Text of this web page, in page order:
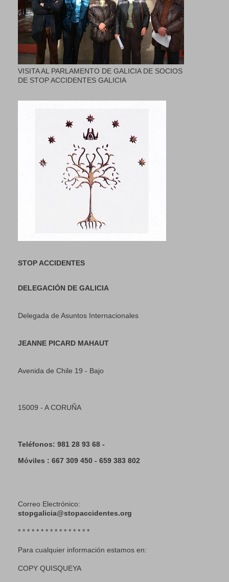
VISITA AL PARLAMENTO DE GALICIA DE SOCIOS
DE STOP ACCIDENTES GALICIA
STOP ACCIDENTES
DELEGACIÓN DE GALICIA
Delegada de Asuntos Internacionales
JEANNE PICARD MAHAUT
Avenida de Chile 19 - Bajo
15009 - A CORUÑA
Teléfonos: 981 28 93 68 -
Móviles : 667 309 450 - 659 383 802
Correo Electrónico:
stopgalicia@stopaccidentes.org
* * * * * * * * * * * * * * * *
Para cualquier información estamos en:
COPY QUISQUEYA